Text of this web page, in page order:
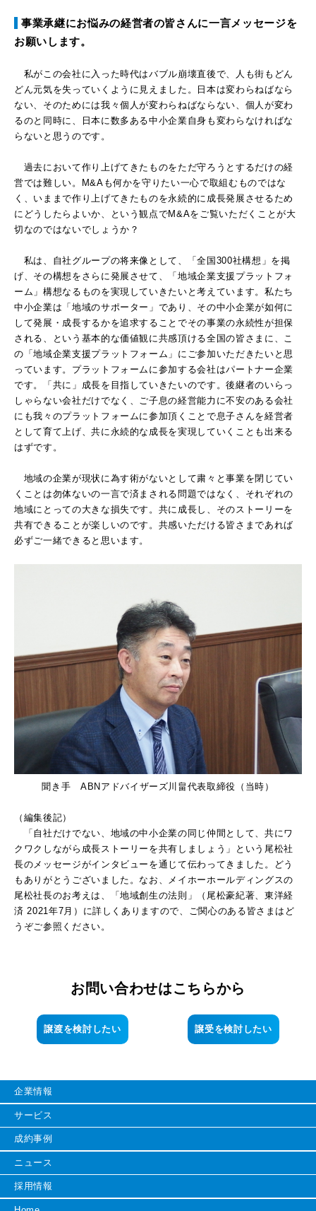
事業承継にお悩みの経営者の皆さんに一言メッセージを
お願いします。
私がこの会社に入った時代はバブル崩壊直後で、人も街もどん
どん元気を失っていくように見えました。日本は変わらねばなら
ない、そのためには我々個人が変わらねばならない、個人が変わ
るのと同時に、日本に数多ある中小企業自身も変わらなければな
らないと思うのです。
過去において作り上げてきたものをただ守ろうとするだけの経
営では難しい。M&Aも何かを守りたい一心で取組むものではな
く、いままで作り上げてきたものを永続的に成長発展させるため
にどうしたらよいか、という観点でM&Aをご覧いただくことが大
切なのではないでしょうか？
私は、自社グループの将来像として、「全国300社構想」を掲
げ、その構想をさらに発展させて、「地域企業支援プラットフォ
ーム」構想なるものを実現していきたいと考えています。私たち
中小企業は「地域のサポーター」であり、その中小企業が如何に
して発展・成長するかを追求することでその事業の永続性が担保
される、という基本的な価値観に共感頂ける全国の皆さまに、こ
の「地域企業支援プラットフォーム」にご参加いただきたいと思
っています。プラットフォームに参加する会社はパートナー企業
です。「共に」成長を目指していきたいのです。後継者のいらっ
しゃらない会社だけでなく、ご子息の経営能力に不安のある会社
にも我々のプラットフォームに参加頂くことで息子さんを経営者
として育て上げ、共に永続的な成長を実現していくことも出来る
はずです。
地域の企業が現状に為す術がないとして粛々と事業を閉じてい
くことは勿体ないの一言で済まされる問題ではなく、それぞれの
地域にとっての大きな損失です。共に成長し、そのストーリーを
共有できることが楽しいのです。共感いただける皆さまであれば
必ずご一緒できると思います。
聞き手 ABNアドバイザーズ川畠代表取締役（当時）
（編集後記）
「自社だけでない、地域の中小企業の同じ仲間として、共にワ
クワクしながら成長ストーリーを共有しましょう」という尾松社
長のメッセージがインタビューを通じて伝わってきました。どう
もありがとうございました。なお、メイホーホールディングスの
尾松社長のお考えは、「地域創生の法則」（尾松豪紀著、東洋経
済 2021年7月）に詳しくありますので、ご関心のある皆さまはど
うぞご参照ください。
お問い合わせはこちらから
譲渡を検討したい 譲受を検討したい
企業情報
サービス
成約事例
ニュース
採用情報